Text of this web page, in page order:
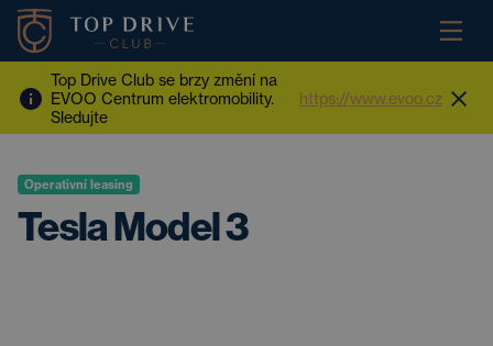
Top Drive Club se brzy změní na
EVOO Centrum elektromobility.
Sledujte
https://www.evoo.cz
Operativní leasing
Tesla Model 3